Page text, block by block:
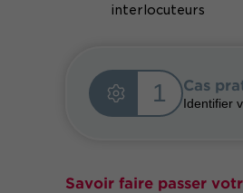
interlocuteurs
1 Cas
Identifier
Savoir faire passer